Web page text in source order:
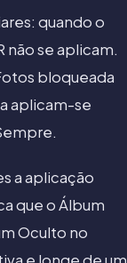
quando o
não se aplicam.
bloqueada
aplicam-se
a aplicação
que o Álbum
Oculto no